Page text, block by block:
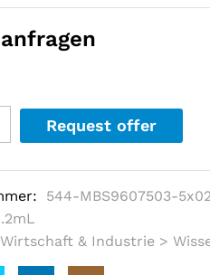
R
t
t
o
f
b
s
o
0
c
Request offer
544-MBS9607503-
Wirtschaft & Industrie >